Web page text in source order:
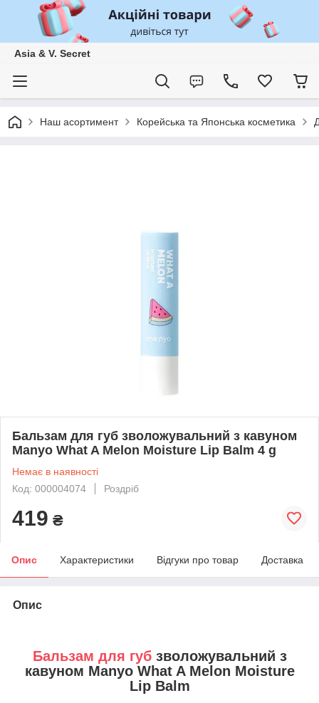
Asia & V. Secret
Наш асортимент Корейська та Японська косметика
Бальзам для губ зволожувальний з кавуном
Manyo What A Melon Moisture Lip Balm 4 g
Немає в наявності
Код: 000004074
Роздріб
419 ₴
Опис Характеристики Відгуки про товар Доставка
Опис
Бальзам для губзволожувальний з
кавуном Manyo What A Melon Moisture
Lip Balm